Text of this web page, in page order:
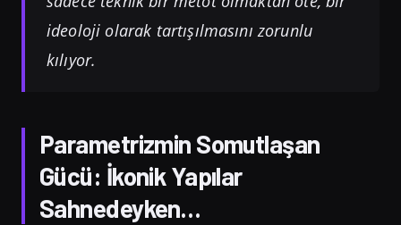
ideoloji olarak tartışılmasını zorunlu
kılıyor.
Parametrizmin Somutlaşan
Gücü: İkonik Yapılar
Sahnedeyken…